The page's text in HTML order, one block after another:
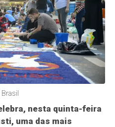
nesta quinta-feira
uma das mais